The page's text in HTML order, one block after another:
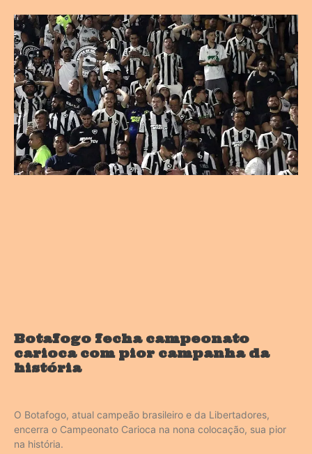
Botafogo fecha campeonato
carioca com pior campanha da
história
O Botafogo, atual campeão brasileiro e da Libertadores,
encerra o Campeonato Carioca na nona colocação, sua pior
na história.